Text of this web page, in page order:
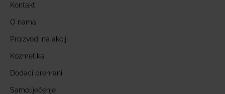
Kontakt
O nama
Proizvodi na akciji
Kozmetika
Dodaci prehrani
Samoliječenje